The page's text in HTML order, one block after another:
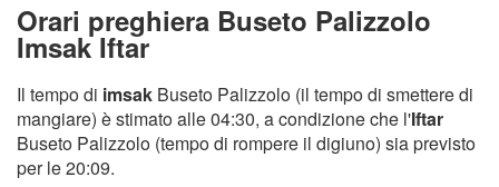
Orari preghiera Buseto Palizzolo
Imsak Iftar
Il tempo di imsak Buseto Palizzolo (il tempo di smettere di
mangiare) è stimato alle 04:30, a condizione che l'Iftar
Buseto Palizzolo (tempo di rompere il digiuno) sia previsto
per le 20:09.